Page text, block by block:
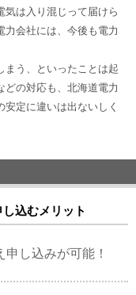
気は入り混じって届けら
力会社には、今後も電力
まう、といったことは起
どの対応も、北海道電力
定に違いは出ないしく
込むメリット
し込みが可能！